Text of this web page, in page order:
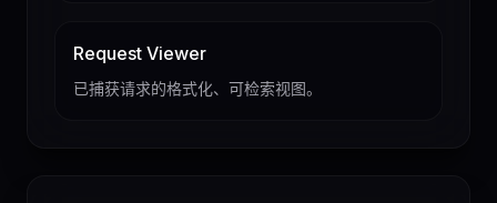
Request Viewer
已捕获请求的格式化、可检索视图。